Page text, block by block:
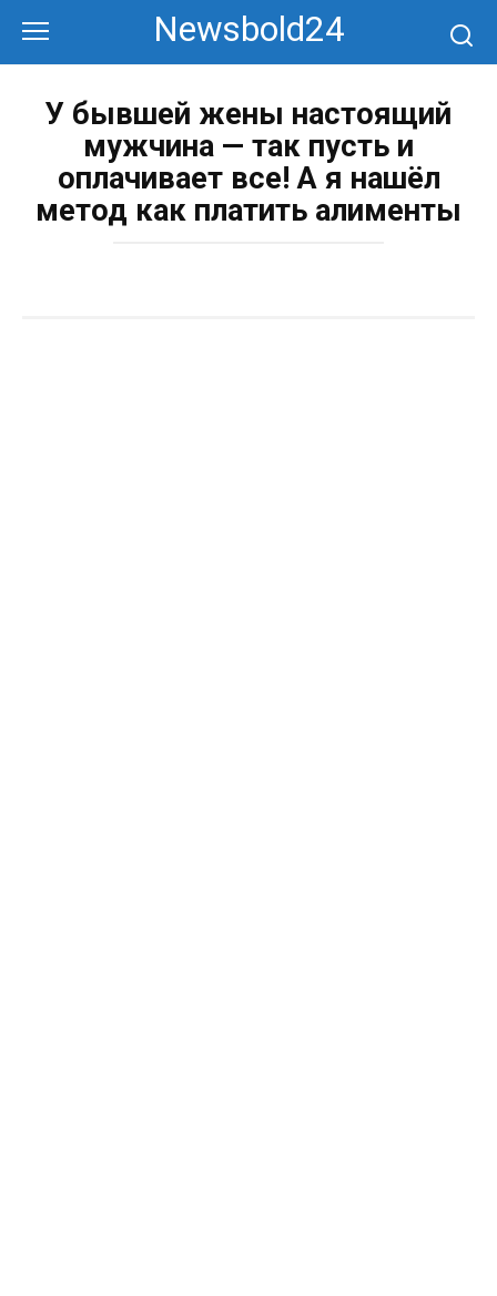
контенту
Newsbold24
У бывшей жены настоящий
мужчина — так пусть и
оплачивает все! А я нашёл
метод как платить алименты